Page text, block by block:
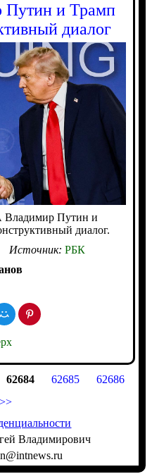
Путин и Трамп
диалог
Путин и
диалог.
Источник: РБК
62684 62685
62686
>>
Владимирович